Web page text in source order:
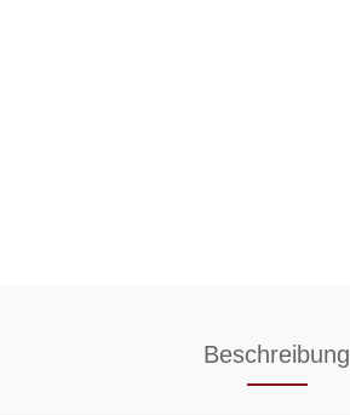
Beschreibung